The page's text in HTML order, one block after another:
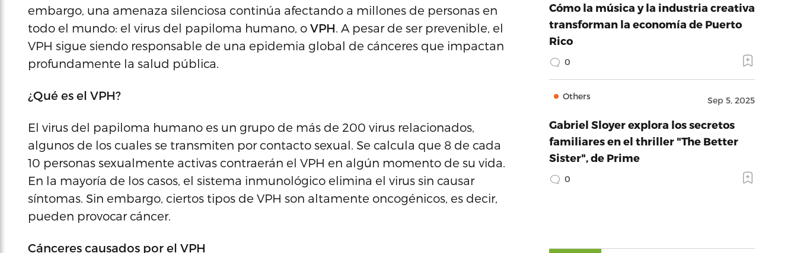
embargo, una amenaza silenciosa continúa afectando a millones de personas en
todo el mundo: el virus del papiloma humano, o VPH. A pesar de ser prevenible, el
VPH sigue siendo responsable de una epidemia global de cánceres que impactan
profundamente la salud pública.
¿Qué es el VPH?
El virus del papiloma humano es un grupo de más de 200 virus relacionados,
algunos de los cuales se transmiten por contacto sexual. Se calcula que 8 de cada
10 personas sexualmente activas contraerán el VPH en algún momento de su vida.
En la mayoría de los casos, el sistema inmunológico elimina el virus sin causar
síntomas. Sin embargo, ciertos tipos de VPH son altamente oncogénicos, es decir,
pueden provocar cáncer.
Cánceres causados por el VPH
Cómo la música y la industria creativa
transforman la economía de Puerto
Rico
0
Others Sep 5, 2025
Gabriel Sloyer explora los secretos
familiares en el thriller "The Better
Sister", de Prime
0